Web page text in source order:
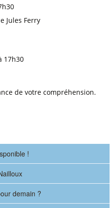
Jules Ferry
17h30
de votre compréhension.
!
demain ?